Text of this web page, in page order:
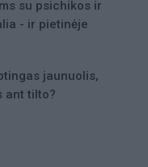
su psichikos ir
- ir pietinėje
jaunuolis,
ant tilto?